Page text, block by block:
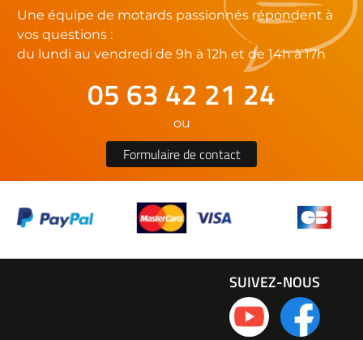
Une équipe de motards passionnés répondent à
vos questions :
du lundi au vendredi de 9h à 12h et de 14h à 17h
05 63 42 21 24
ou
Formulaire de contact
SUIVEZ-NOUS